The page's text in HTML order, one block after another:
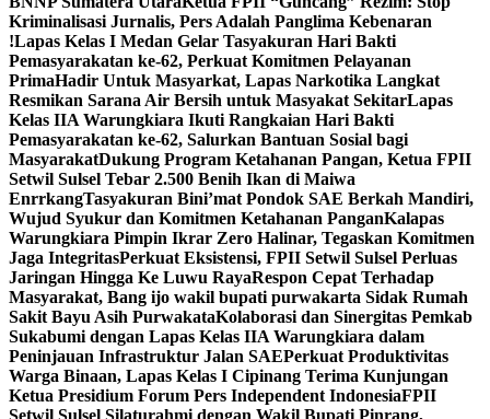
Kriminalisasi Jurnalis, Pers Adalah Panglima Kebenaran
!Lapas Kelas I Medan Gelar Tasyakuran Hari Bakti
Pemasyarakatan ke-62, Perkuat Komitmen Pelayanan
PrimaHadir Untuk Masyarkat, Lapas Narkotika Langkat
Resmikan Sarana Air Bersih untuk Masyakat SekitarLapas
Kelas IIA Warungkiara Ikuti Rangkaian Hari Bakti
Pemasyarakatan ke-62, Salurkan Bantuan Sosial bagi
MasyarakatDukung Program Ketahanan Pangan, Ketua FPII
Setwil Sulsel Tebar 2.500 Benih Ikan di Maiwa
EnrrkangTasyakuran Bini’mat Pondok SAE Berkah Mandiri,
Wujud Syukur dan Komitmen Ketahanan PanganKalapas
Warungkiara Pimpin Ikrar Zero Halinar, Tegaskan Komitmen
Jaga IntegritasPerkuat Eksistensi, FPII Setwil Sulsel Perluas
Jaringan Hingga Ke Luwu RayaRespon Cepat Terhadap
Masyarakat, Bang ijo wakil bupati purwakarta Sidak Rumah
Sakit Bayu Asih PurwakataKolaborasi dan Sinergitas Pemkab
Sukabumi dengan Lapas Kelas IIA Warungkiara dalam
Peninjauan Infrastruktur Jalan SAEPerkuat Produktivitas
Warga Binaan, Lapas Kelas I Cipinang Terima Kunjungan
Ketua Presidium Forum Pers Independent IndonesiaFPII
Setwil Sulsel Silaturahmi dengan Wakil Bupati Pinrang,